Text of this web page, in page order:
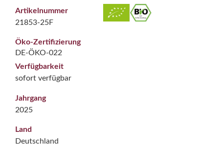
Artikelnummer
21853-25F
Öko-Zertifizierung
DE-ÖKO-022
Verfügbarkeit
sofort verfügbar
Jahrgang
2025
Land
Deutschland